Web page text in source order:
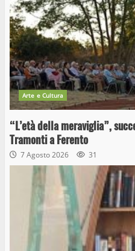
Arte e Cultura
“L’età della meraviglia”,
Tramonti a Ferento
7 Agosto 2026 31